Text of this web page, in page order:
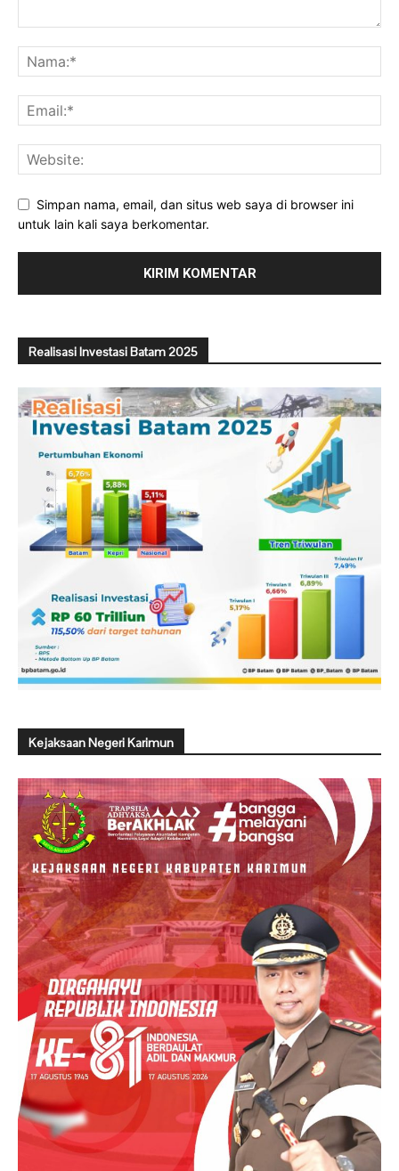
Simpan nama, email, dan situs web saya di browser ini
untuk lain kali saya berkomentar.
Realisasi Investasi Batam 2025
Kejaksaan Negeri Karimun